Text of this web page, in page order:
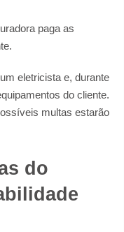
paga as
eletricista e, durante
do cliente.
multas estarão
do